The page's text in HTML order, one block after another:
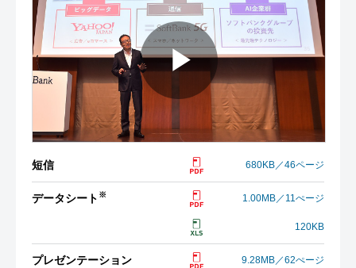
短信 680KB／46ページ
データシート ※ 1.00MB／11ぺージ
120KB
プレゼンテーション
9.28MB／62ぺージ